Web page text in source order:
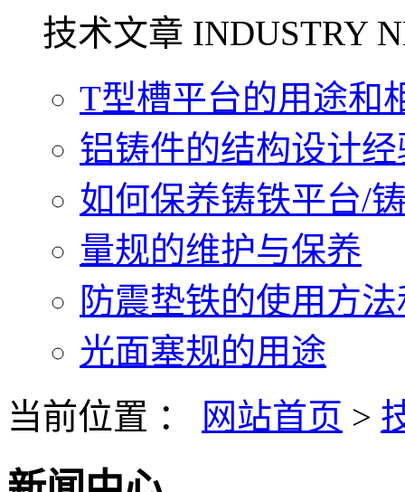
技术文章 INDUSTRY
T型槽平台的用途和
铝铸件的结构设计经
如何保养铸铁平台/
量规的维护与保养
防震垫铁的使用方
光面塞规的用途
当前位置 ：
网站首页 >